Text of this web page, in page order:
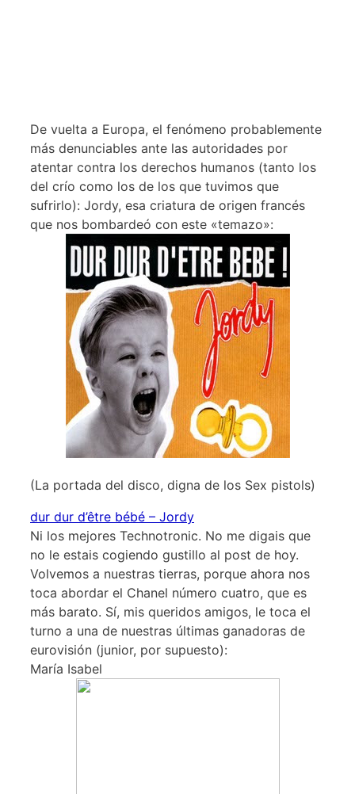
De vuelta a Europa, el fenómeno probablemente
más denunciables ante las autoridades por
atentar contra los derechos humanos (tanto los
del crío como los de los que tuvimos que
sufrirlo): Jordy, esa criatura de origen francés
que nos bombardeó con este «temazo»:
(La portada del disco, digna de los Sex pistols)
dur dur d’être bébé – Jordy
Ni los mejores Technotronic. No me digais que
no le estais cogiendo gustillo al post de hoy.
Volvemos a nuestras tierras, porque ahora nos
toca abordar el Chanel número cuatro, que es
más barato. Sí, mis queridos amigos, le toca el
turno a una de nuestras últimas ganadoras de
eurovisión (junior, por supuesto):
María Isabel